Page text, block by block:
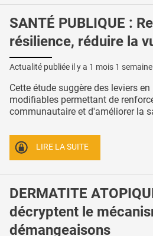
SANTÉ PUBLIQUE :
résilience, réduire la
Actualité publiée il y a 1 mois 1 semaine
Cette étude suggère des leviers
modifiables permettant de
communautaire et d'améliorer la
LIRE LA SUITE
DERMATITE
décryptent le
démangeaisons